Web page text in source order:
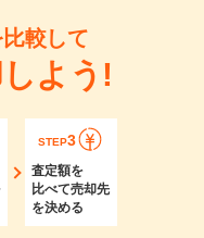
較して
よう!
STEP3
査定額を
比べて売却先
を決める